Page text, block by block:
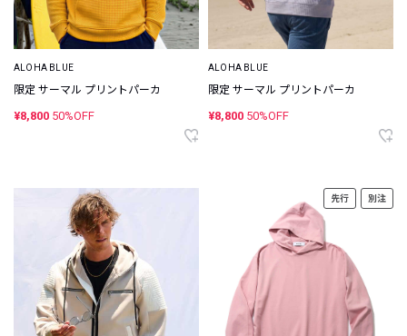
ALOHA BLUE
限定 サーマル プリントパーカ
¥8,800 50%OFF
ALOHA BLUE
限定 サーマル プリントパーカ
¥8,800 50%OFF
先行 別注